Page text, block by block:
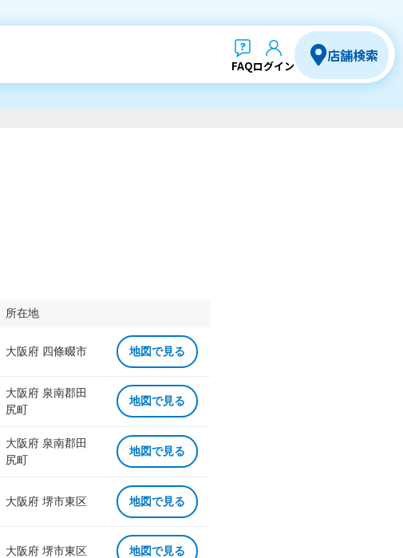
FAQログイン
店舗検索
所在地
大阪府 四條畷市 地図で見る
大阪府 泉南郡田
尻町
地図で見る
大阪府 泉南郡田
尻町
地図で見る
大阪府 堺市東区 地図で見る
大阪府 堺市東区 地図で見る